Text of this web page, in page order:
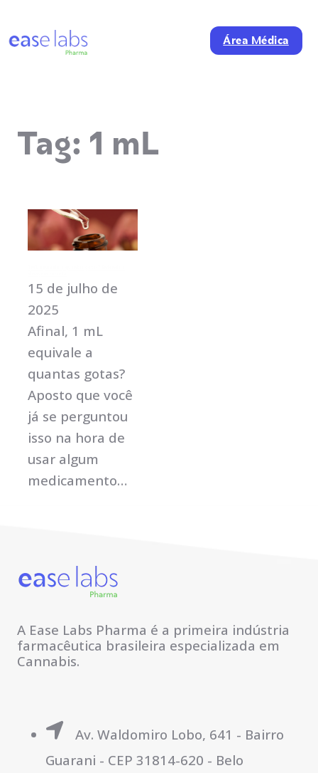
Área Médica
Tag: 1 mL
15 de julho de
2025
Afinal, 1 mL
equivale a
quantas gotas?
Aposto que você
já se perguntou
isso na hora de
usar algum
medicamento…
A Ease Labs Pharma é a primeira indústria
farmacêutica brasileira especializada em
Cannabis.
Av. Waldomiro Lobo, 641 - Bairro
Guarani - CEP 31814-620 - Belo